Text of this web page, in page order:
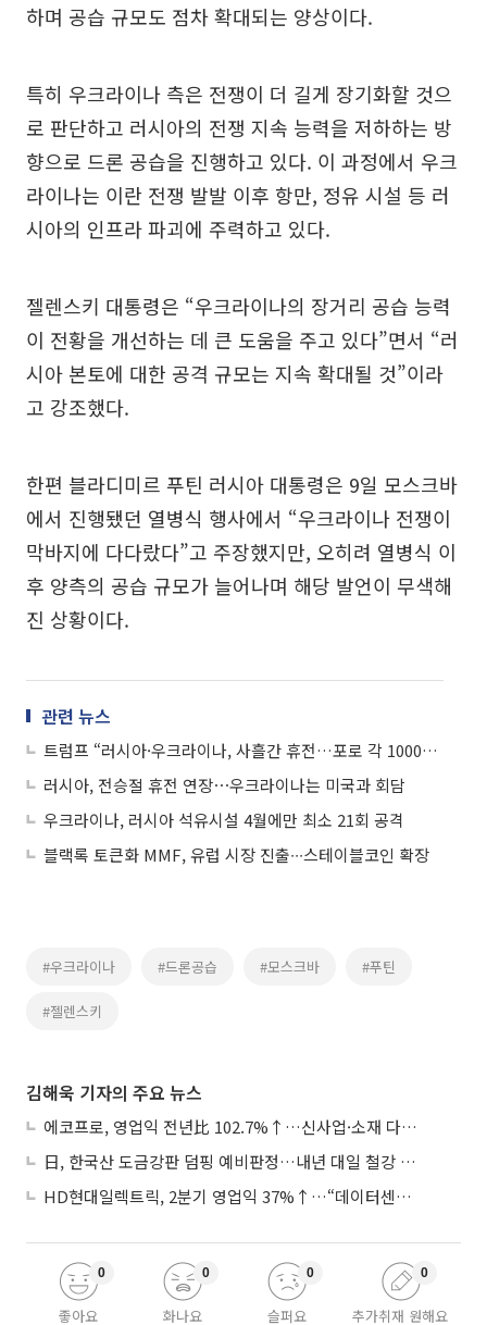
하며 공습 규모도 점차 확대되는 양상이다.
특히 우크라이나 측은 전쟁이 더 길게 장기화할 것으
로 판단하고 러시아의 전쟁 지속 능력을 저하하는 방
향으로 드론 공습을 진행하고 있다. 이 과정에서 우크
라이나는 이란 전쟁 발발 이후 항만, 정유 시설 등 러
시아의 인프라 파괴에 주력하고 있다.
젤렌스키 대통령은 “우크라이나의 장거리 공습 능력
이 전황을 개선하는 데 큰 도움을 주고 있다”면서 “러
시아 본토에 대한 공격 규모는 지속 확대될 것”이라
고 강조했다.
한편 블라디미르 푸틴 러시아 대통령은 9일 모스크바
에서 진행됐던 열병식 행사에서 “우크라이나 전쟁이
막바지에 다다랐다”고 주장했지만, 오히려 열병식 이
후 양측의 공습 규모가 늘어나며 해당 발언이 무색해
진 상황이다.
관련 뉴스
트럼프 “러시아·우크라이나, 사흘간 휴전…포로 각 1000명씩 교환 합의”
러시아, 전승절 휴전 연장⋯우크라이나는 미국과 회담
우크라이나, 러시아 석유시설 4월에만 최소 21회 공격
블랙록 토큰화 MMF, 유럽 시장 진출∙∙∙스테이블코인 확장
#우크라이나 #드론공습 #모스크바 #푸틴
#젤렌스키
김해욱 기자의 주요 뉴스
에코프로, 영업익 전년比 102.7%↑…신사업·소재 다각화 박차
日, 한국산 도금강판 덤핑 예비판정…내년 대일 철강 수출 ‘빨간불’
HD현대일렉트릭, 2분기 영업익 37%↑…“데이터센터 사업, 새로운 성장 축”
좋아요
0
화나요
0
슬퍼요
0
추가취재 원해요
0